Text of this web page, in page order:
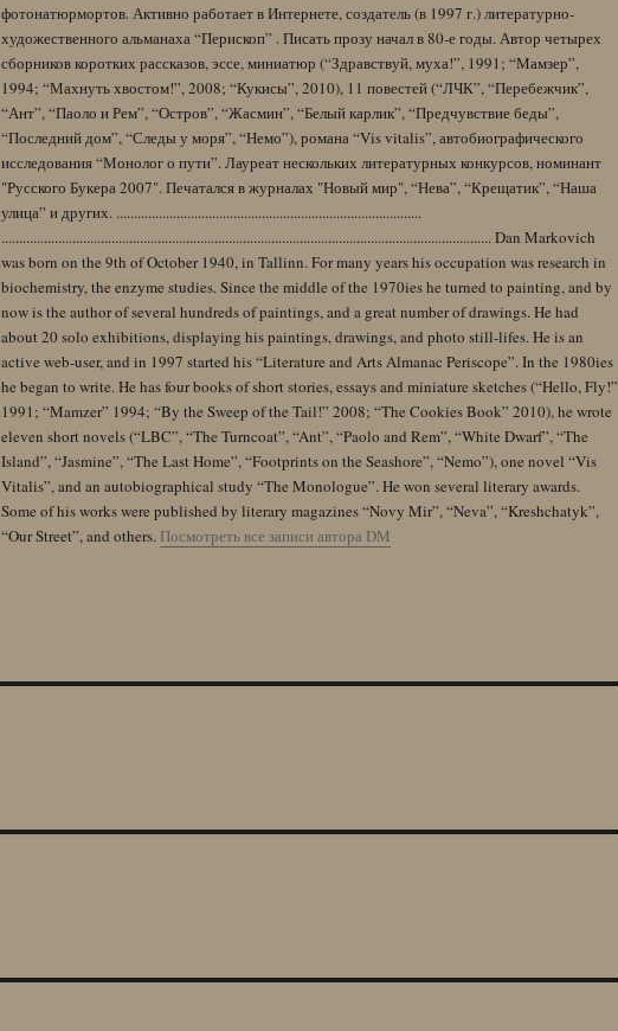
фотонатюрмортов. Активно работает в Интернете, создатель (в 1997 г.) литературно-
художественного альманаха “Перископ” . Писать прозу начал в 80-е годы. Автор четырех
сборников коротких рассказов, эссе, миниатюр (“Здравствуй, муха!”, 1991; “Мамзер”,
1994; “Махнуть хвостом!”, 2008; “Кукисы”, 2010), 11 повестей (“ЛЧК”, “Перебежчик”,
“Ант”, “Паоло и Рем”, “Остров”, “Жасмин”, “Белый карлик”, “Предчувствие беды”,
“Последний дом”, “Следы у моря”, “Немо”), романа “Vis vitalis”, автобиографического
исследования “Монолог о пути”. Лауреат нескольких литературных конкурсов, номинант
"Русского Букера 2007". Печатался в журналах "Новый мир", “Нева”, “Крещатик”, “Наша
улица” и других. ......................................................................................
.......................................................................................................................................... Dan Markovich
was born on the 9th of October 1940, in Tallinn. For many years his occupation was research in
biochemistry, the enzyme studies. Since the middle of the 1970ies he turned to painting, and by
now is the author of several hundreds of paintings, and a great number of drawings. He had
about 20 solo exhibitions, displaying his paintings, drawings, and photo still-lifes. He is an
active web-user, and in 1997 started his “Literature and Arts Almanac Periscope”. In the 1980ies
he began to write. He has four books of short stories, essays and miniature sketches (“Hello, Fly!”
1991; “Mamzer” 1994; “By the Sweep of the Tail!” 2008; “The Cookies Book” 2010), he wrote
eleven short novels (“LBC”, “The Turncoat”, “Ant”, “Paolo and Rem”, “White Dwarf”, “The
Island”, “Jasmine”, “The Last Home”, “Footprints on the Seashore”, “Nemo”), one novel “Vis
Vitalis”, and an autobiographical study “The Monologue”. He won several literary awards.
Some of his works were published by literary magazines “Novy Mir”, “Neva”, “Kreshchatyk”,
“Our Street”, and others. Посмотреть все записи автора DM